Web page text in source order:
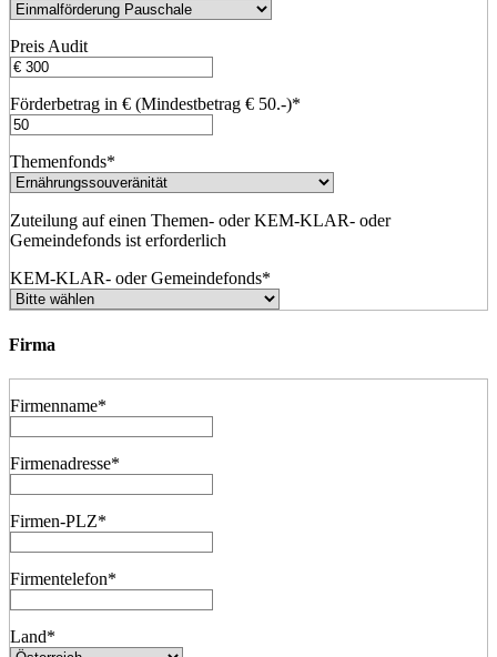
Preis Audit
Förderbetrag in € (Mindestbetrag € 50.-)*
Themenfonds*
Zuteilung auf einen Themen- oder KEM-KLAR- oder
Gemeindefonds ist erforderlich
KEM-KLAR- oder Gemeindefonds*
Firma
Firmenname*
Firmenadresse*
Firmen-PLZ*
Firmentelefon*
Land*